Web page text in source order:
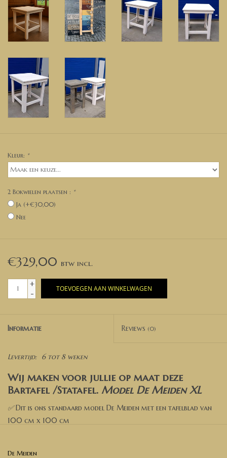
Kleur: *
2 Bokwielen plaatsen : *
Ja (+€30,00)
Nee
€329,00
+
-
TOEVOEGEN AAN WINKELWAGEN
Informatie Reviews (0)
Levertijd: 6 tot 8 weken
Wij maken voor jullie op maat deze
Bartafel /Statafel. Model De Meiden XL
✅Dit is ons standaard model De Meiden met een tafelblad van
100 cm x 100 cm
✅ Kies de opties
De Meiden